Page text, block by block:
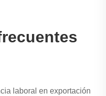
laboral en exportación